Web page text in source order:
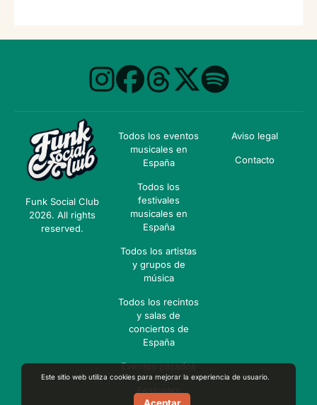
Este sitio web utiliza cookies para mejorar la experiencia de usuario.
Funk Social Club
2026. All rights
reserved.
Todos los eventos
musicales en
España
Todos los
festivales
musicales en
España
Todos los artistas
y grupos de
música
Todos los recintos
y salas de
conciertos de
España
Eventos pasados
Festivales
Aviso legal
Contacto